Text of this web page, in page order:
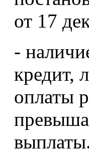
от 17
-
кредит,
оплаты